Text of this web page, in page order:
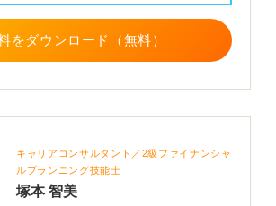
をダウンロード（無料）
キャリアコンサルタント／2級ファイナンシャ
ルプランニング技能士
塚本 智美